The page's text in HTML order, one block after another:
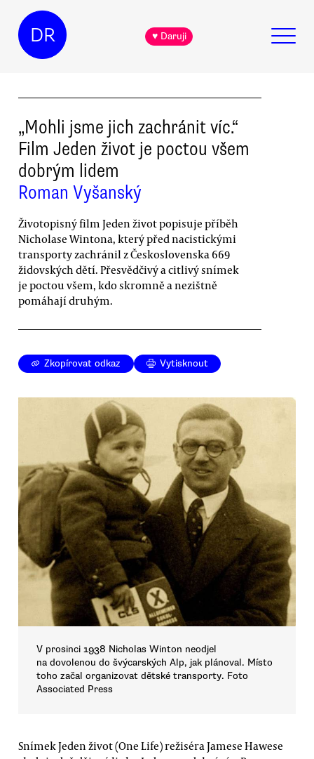
DR ♥ Daruji
„Mohli jsme jich zachránit víc.“
Film Jeden život je poctou všem
dobrým lidem
Roman Vyšanský
Životopisný film Jeden život popisuje příběh
Nicholase Wintona, který před nacistickými
transporty zachránil z Československa 669
židovských dětí. Přesvědčivý a citlivý snímek
je poctou všem, kdo skromně a nezištně
pomáhají druhým.
Zkopírovat odkaz Vytisknout
V prosinci 1938 Nicholas Winton neodjel
na dovolenou do švýcarských Alp, jak plánoval. Místo
toho začal organizovat dětské transporty. Foto
Associated Press
Snímek Jeden život (One Life) režiséra Jamese Hawese